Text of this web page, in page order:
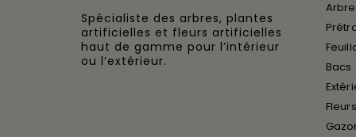
Spécialiste des arbres, plantes
artificielles et fleurs artificielles
haut de gamme pour l’intérieur
ou l’extérieur.
Bacs